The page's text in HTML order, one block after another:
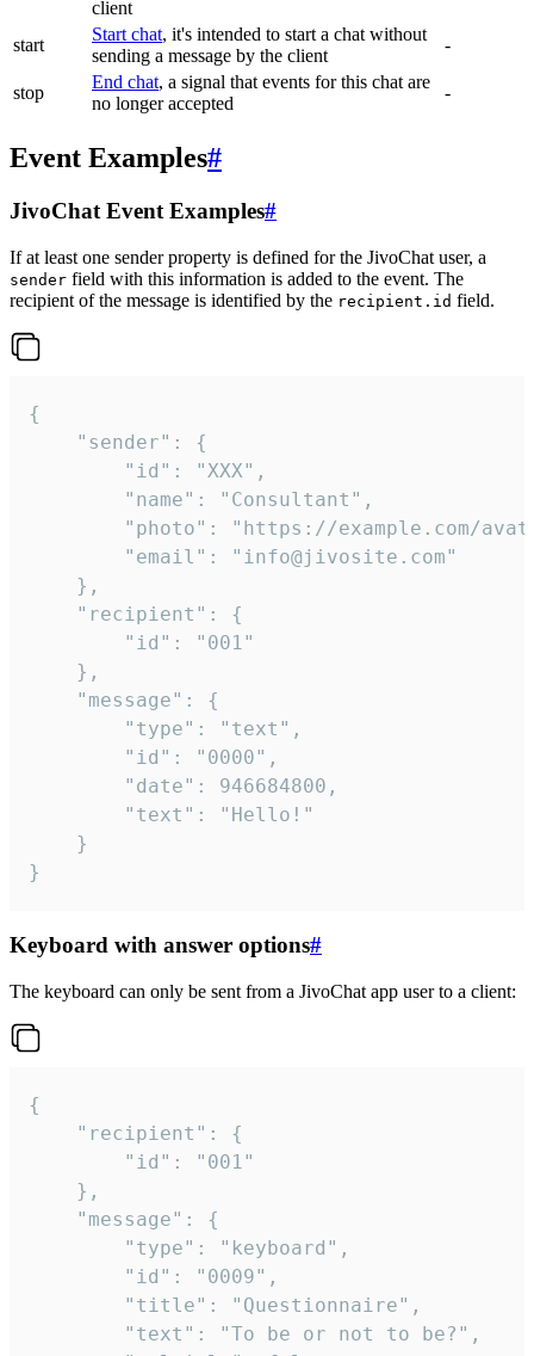
client
start
Start chat, it's intended to start a chat without
sending a message by the client
-
stop
End chat, a signal that events for this chat are
no longer accepted
-
Event Examples#
JivoChat Event Examples#
If at least one sender property is defined for the JivoChat user, a
sender field with this information is added to the event. The
recipient of the message is identified by the recipient.id field.
{
}
Keyboard with answer options#
The keyboard can only be sent from a JivoChat app user to a client:
{